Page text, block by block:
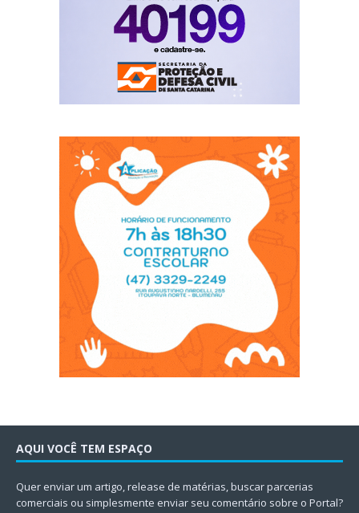
AQUI VOCÊ TEM ESPAÇO
Quer enviar um artigo, release de matérias, buscar parcerias
comerciais ou simplesmente enviar seu comentário sobre o Portal?